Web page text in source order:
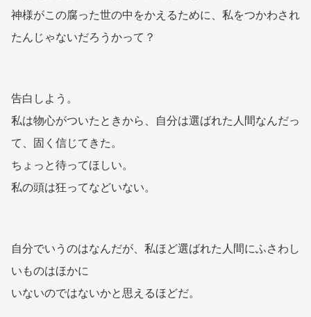
神様がこの腐った世の中をかえるために、私をつかわされ
たんじゃないだろうかって？
告白しよう。
私は物心がついたときから、自分は選ばれた人間なんだっ
て、固く信じてきた。
ちょっと待ってほしい。
私の頭は狂ってなどいない。
自分でいうのはなんだが、私ほど選ばれた人間にふさわし
いものはほかに
いないのではないかと思えるほどだ。